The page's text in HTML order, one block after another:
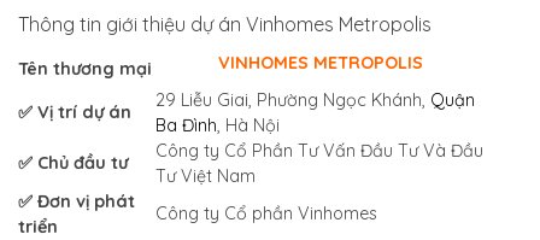
Thông tin giới thiệu dự án Vinhomes Metropolis
Tên thương mại VINHOMES METROPOLIS
✅ Vị trí dự án
29 Liễu Giai, Phường Ngọc Khánh, Quận
Ba Đình, Hà Nội
✅ Chủ đầu tư
Công ty Cổ Phần Tư Vấn Đầu Tư Và Đầu
Tư Việt Nam
✅ Đơn vị phát
triển
Công ty Cổ phần Vinhomes